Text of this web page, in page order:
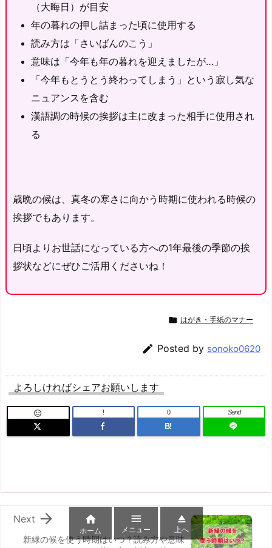
（大晦日）が目安
年の暮れの押し詰まった頃に使用する
読み方は「さいばんのこう」
意味は「今年も年の暮れを迎えましたが…」
「今年もとうとう終わってしまう」という寂し気な
ニュアンスを含む
漢語調の時候の挨拶は主に改まった相手に使用され
る
歳晩の候は、真冬の寒さに向かう時期に使われる時候の
挨拶でもあります。
日頃よりお世話になっている方への1年最後の季節の挨
拶状などにぜひご活用くださいね！
 はがき・手紙のマナー
 Posted by sonoko0620
よろしければシェアお願いします
 !
B!
0 Send
新緑の候を使う時期はいつ？読み方や意味

Next 
ホーム

メニュー

上へ